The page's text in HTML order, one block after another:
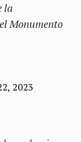
la
Monumento
2023